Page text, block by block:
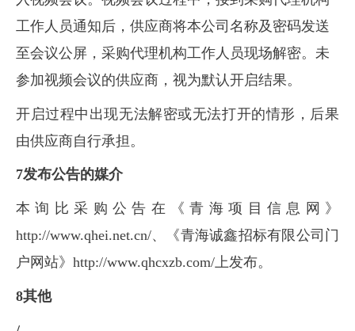
工作人员通知后，供应商将本公司名称及密码发送
至会议公屏，采购代理机构工作人员现场解密。未
参加视频会议的供应商，视为默认开启结果。
开启过程中出现无法解密或无法打开的情形，后果
由供应商自行承担。
7发布公告的媒介
本询比采购公告在《青海项目信息网》
http://www.qhei.net.cn/、《青海诚鑫招标有限公司门
户网站》 http://www.qhcxzb.com/上发布。
8其他